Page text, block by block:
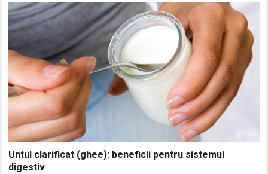
Untul clarificat (ghee): beneficii pentru sistemul
digestiv